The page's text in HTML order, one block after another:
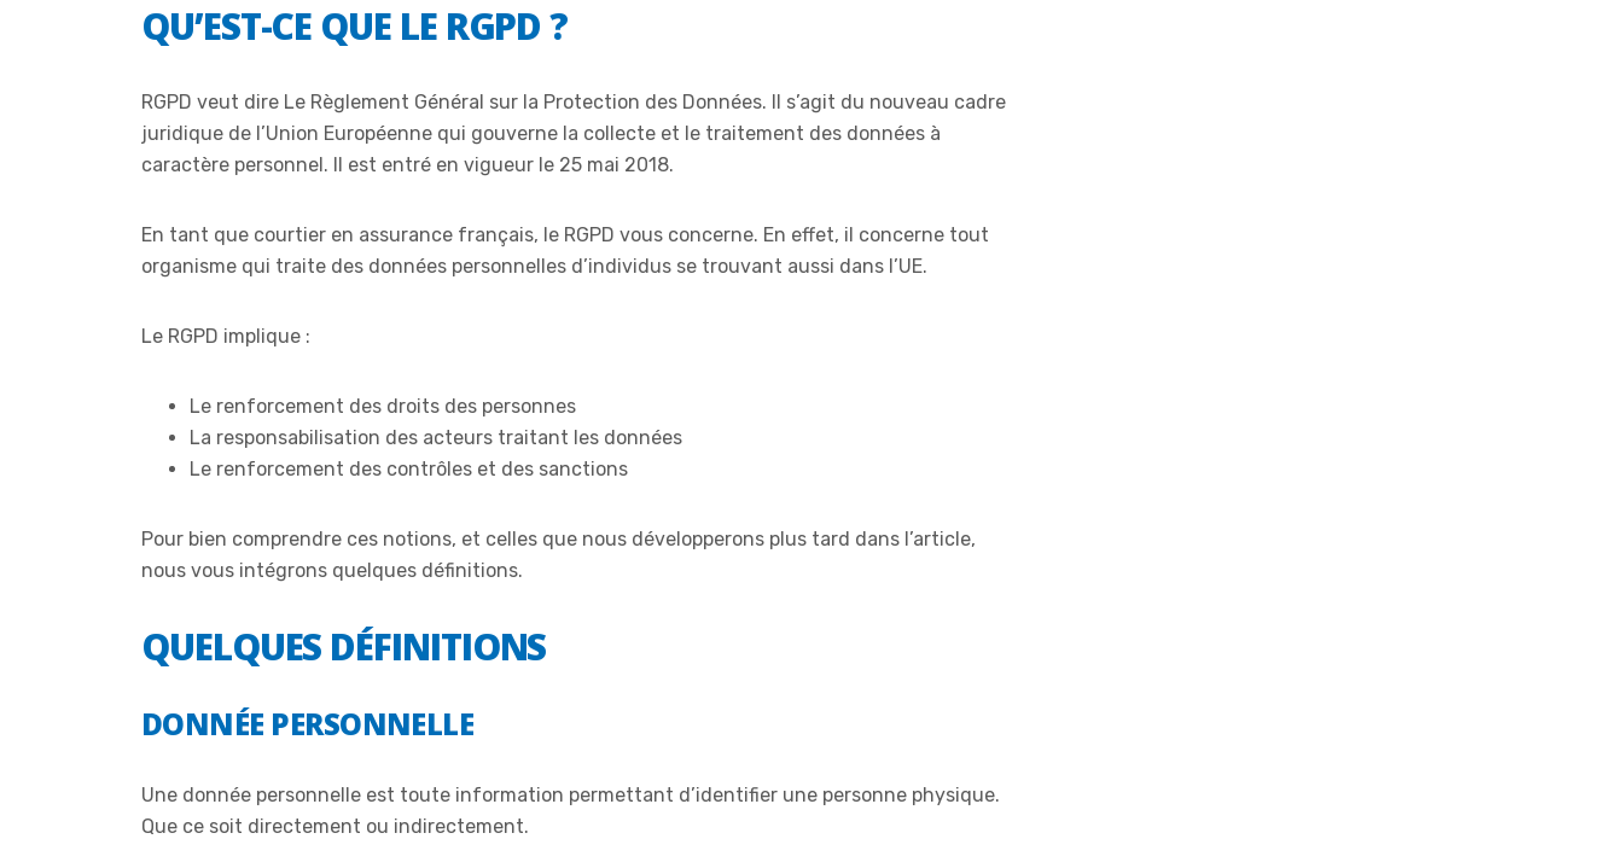
QU’EST-CE QUE LE RGPD ?
RGPD veut dire Le Règlement Général sur la Protection des Données. Il s’agit du nouveau cadre
juridique de l’Union Européenne qui gouverne la collecte et le traitement des données à
caractère personnel. Il est entré en vigueur le 25 mai 2018.
En tant que courtier en assurance français, le RGPD vous concerne. En effet, il concerne tout
organisme qui traite des données personnelles d’individus se trouvant aussi dans l’UE.
Le RGPD implique :
Le renforcement des droits des personnes
La responsabilisation des acteurs traitant les données
Le renforcement des contrôles et des sanctions
Pour bien comprendre ces notions, et celles que nous développerons plus tard dans l’article,
nous vous intégrons quelques définitions.
QUELQUES DÉFINITIONS
DONNÉE PERSONNELLE
Une donnée personnelle est toute information permettant d’identifier une personne physique.
Que ce soit directement ou indirectement.